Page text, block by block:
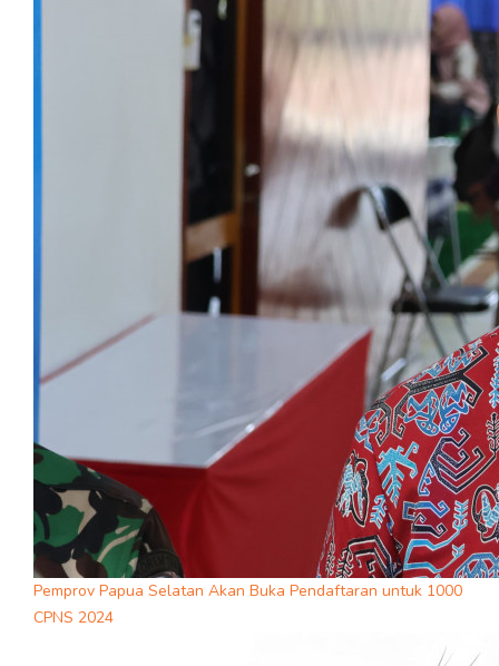
Pemprov Papua Selatan Akan Buka Pendaftaran untuk 1000
CPNS 2024